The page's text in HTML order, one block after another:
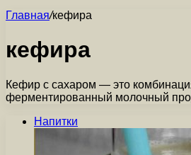
Главная/кефира
кефира
Кефир с сахаром — это
ферментированный молочный
Напитки